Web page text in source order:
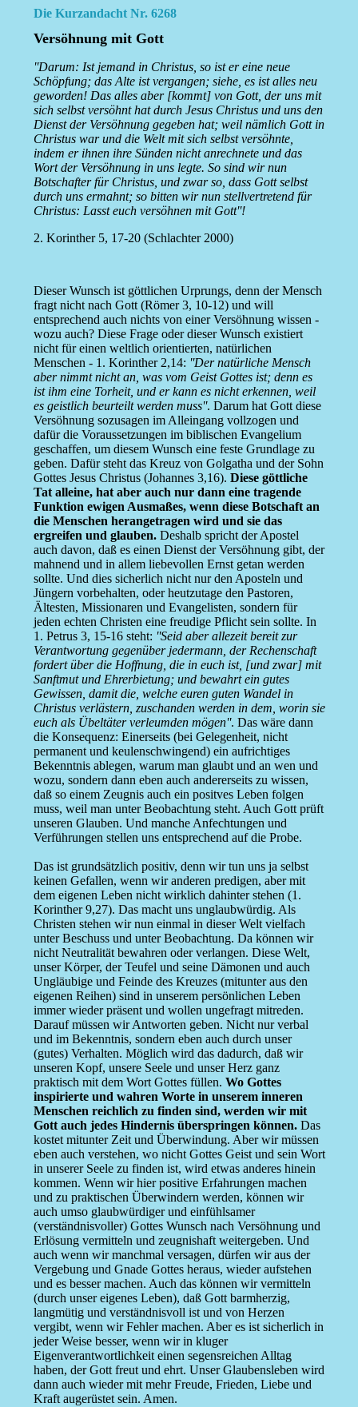
Die Kurzandacht Nr. 6268
Versöhnung mit Gott
''Darum: Ist jemand in Christus, so ist er eine neue
Schöpfung; das Alte ist vergangen; siehe, es ist alles neu
geworden! Das alles aber [kommt] von Gott, der uns mit
sich selbst versöhnt hat durch Jesus Christus und uns den
Dienst der Versöhnung gegeben hat; weil nämlich Gott in
Christus war und die Welt mit sich selbst versöhnte,
indem er ihnen ihre Sünden nicht anrechnete und das
Wort der Versöhnung in uns legte. So sind wir nun
Botschafter für Christus, und zwar so, dass Gott selbst
durch uns ermahnt; so bitten wir nun stellvertretend für
Christus: Lasst euch versöhnen mit Gott''!
2. Korinther 5, 17-20 (Schlachter 2000)
Dieser Wunsch ist göttlichen Urprungs, denn der Mensch
fragt nicht nach Gott (Römer 3, 10-12) und will
entsprechend auch nichts von einer Versöhnung wissen -
wozu auch? Diese Frage oder dieser Wunsch existiert
nicht für einen weltlich orientierten, natürlichen
Menschen - 1. Korinther 2,14: ''Der natürliche Mensch
aber nimmt nicht an, was vom Geist Gottes ist; denn es
ist ihm eine Torheit, und er kann es nicht erkennen, weil
es geistlich beurteilt werden muss''. Darum hat Gott diese
Versöhnung sozusagen im Alleingang vollzogen und
dafür die Voraussetzungen im biblischen Evangelium
geschaffen, um diesem Wunsch eine feste Grundlage zu
geben. Dafür steht das Kreuz von Golgatha und der Sohn
Gottes Jesus Christus (Johannes 3,16). Diese göttliche
Tat alleine, hat aber auch nur dann eine tragende
Funktion ewigen Ausmaßes, wenn diese Botschaft an
die Menschen herangetragen wird und sie das
ergreifen und glauben.Deshalb spricht der Apostel
auch davon, daß es einen Dienst der Versöhnung gibt, der
mahnend und in allem liebevollen Ernst getan werden
sollte. Und dies sicherlich nicht nur den Aposteln und
Jüngern vorbehalten, oder heutzutage den Pastoren,
Ältesten, Missionaren und Evangelisten, sondern für
jeden echten Christen eine freudige Pflicht sein sollte. In
1. Petrus 3, 15-16 steht: ''Seid aber allezeit bereit zur
Verantwortung gegenüber jedermann, der Rechenschaft
fordert über die Hoffnung, die in euch ist, [und zwar] mit
Sanftmut und Ehrerbietung; und bewahrt ein gutes
Gewissen, damit die, welche euren guten Wandel in
Christus verlästern, zuschanden werden in dem, worin sie
euch als Übeltäter verleumden mögen''. Das wäre dann
die Konsequenz: Einerseits (bei Gelegenheit, nicht
permanent und keulenschwingend) ein aufrichtiges
Bekenntnis ablegen, warum man glaubt und an wen und
wozu, sondern dann eben auch andererseits zu wissen,
daß so einem Zeugnis auch ein positves Leben folgen
muss, weil man unter Beobachtung steht. Auch Gott prüft
unseren Glauben. Und manche Anfechtungen und
Verführungen stellen uns entsprechend auf die Probe.
Das ist grundsätzlich positiv, denn wir tun uns ja selbst
keinen Gefallen, wenn wir anderen predigen, aber mit
dem eigenen Leben nicht wirklich dahinter stehen (1.
Korinther 9,27). Das macht uns unglaubwürdig. Als
Christen stehen wir nun einmal in dieser Welt vielfach
unter Beschuss und unter Beobachtung. Da können wir
nicht Neutralität bewahren oder verlangen. Diese Welt,
unser Körper, der Teufel und seine Dämonen und auch
Ungläubige und Feinde des Kreuzes (mitunter aus den
eigenen Reihen) sind in unserem persönlichen Leben
immer wieder präsent und wollen ungefragt mitreden.
Darauf müssen wir Antworten geben. Nicht nur verbal
und im Bekenntnis, sondern eben auch durch unser
(gutes) Verhalten. Möglich wird das dadurch, daß wir
unseren Kopf, unsere Seele und unser Herz ganz
praktisch mit dem Wort Gottes füllen. Wo Gottes
inspirierte und wahren Worte in unserem inneren
Menschen reichlich zu finden sind, werden wir mit
Gott auch jedes Hindernis überspringen können.Das
kostet mitunter Zeit und Überwindung. Aber wir müssen
eben auch verstehen, wo nicht Gottes Geist und sein Wort
in unserer Seele zu finden ist, wird etwas anderes hinein
kommen. Wenn wir hier positive Erfahrungen machen
und zu praktischen Überwindern werden, können wir
auch umso glaubwürdiger und einfühlsamer
(verständnisvoller) Gottes Wunsch nach Versöhnung und
Erlösung vermitteln und zeugnishaft weitergeben. Und
auch wenn wir manchmal versagen, dürfen wir aus der
Vergebung und Gnade Gottes heraus, wieder aufstehen
und es besser machen. Auch das können wir vermitteln
(durch unser eigenes Leben), daß Gott barmherzig,
langmütig und verständnisvoll ist und von Herzen
vergibt, wenn wir Fehler machen. Aber es ist sicherlich in
jeder Weise besser, wenn wir in kluger
Eigenverantwortlichkeit einen segensreichen Alltag
haben, der Gott freut und ehrt. Unser Glaubensleben wird
dann auch wieder mit mehr Freude, Frieden, Liebe und
Kraft augerüstet sein. Amen.